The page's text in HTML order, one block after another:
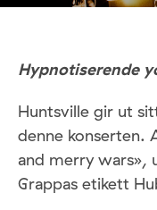
Hypnotiserende
Huntsville gir ut
denne konserten.
and merry wars»,
Grappas etikett